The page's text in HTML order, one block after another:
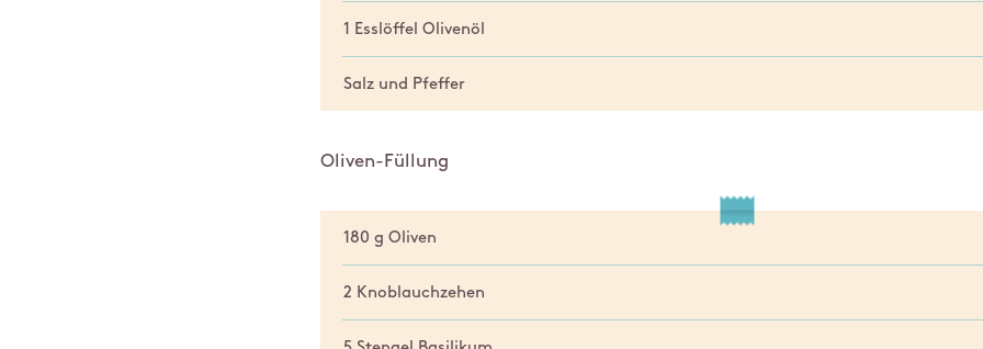
1 Esslöffel Olivenöl
Salz und Pfeffer
Oliven-Füllung
180 g Oliven
2 Knoblauchzehen